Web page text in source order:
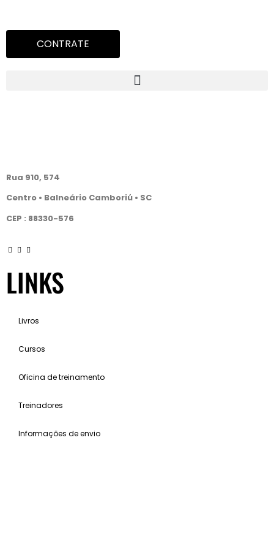
CONTRATE
Rua 910, 574
Centro • Balneário Camboriú • SC
CEP : 88330-576
LINKS
Livros
Cursos
Oficina de treinamento
Treinadores
Informações de envio